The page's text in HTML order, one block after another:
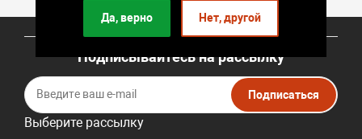
Да, верно Нет, другой
Подписывайтесь на рассылку
Выберите рассылку
Подписаться